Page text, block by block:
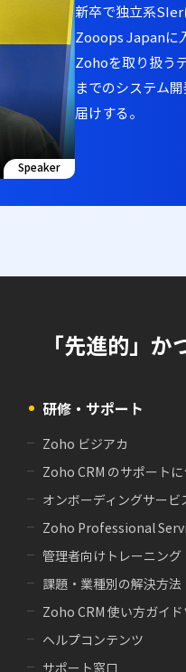
新卒で独立系
Zooops Japanに
Zohoを取り扱う
までのシステム
届けする。
「先進的」
研修・サポート
Zoho ビジアカ
Zoho CRM のサポートに
オンボーディングサービ
Zoho Professional
管理者向けトレーニング
課題・業種別の解決方法
Zoho CRM 使い方ガイド
ヘルプコンテンツ
サポート窓口